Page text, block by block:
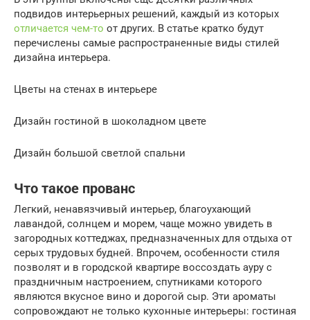
подвидов интерьерных решений, каждый из которых
отличается чем-то от других. В статье кратко будут
перечислены самые распространенные виды стилей
дизайна интерьера.
Цветы на стенах в интерьере
Дизайн гостиной в шоколадном цвете
Дизайн большой светлой спальни
Что такое прованс
Легкий, ненавязчивый интерьер, благоухающий
лавандой, солнцем и морем, чаще можно увидеть в
загородных коттеджах, предназначенных для отдыха от
серых трудовых будней. Впрочем, особенности стиля
позволят и в городской квартире воссоздать ауру с
праздничным настроением, спутниками которого
являются вкусное вино и дорогой сыр. Эти ароматы
сопровождают не только кухонные интерьеры: гостиная